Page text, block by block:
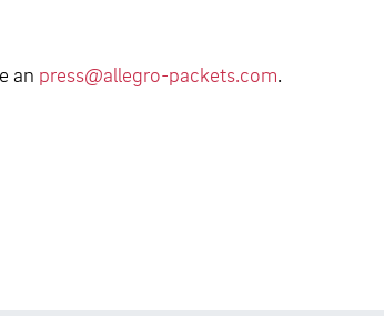
an press@allegro-packets.com